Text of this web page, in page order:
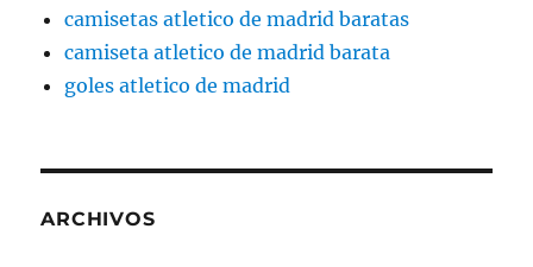
camisetas atletico de madrid baratas
camiseta atletico de madrid barata
goles atletico de madrid
ARCHIVOS